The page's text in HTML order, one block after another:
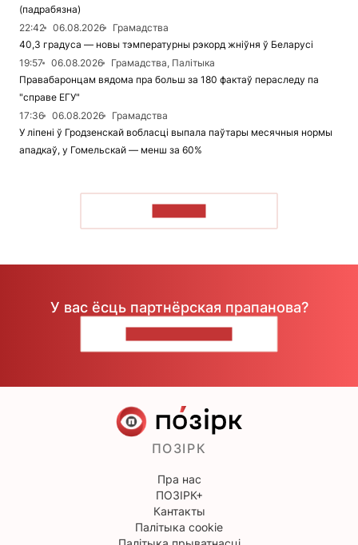
(падрабязна)
22:42
06.08.2026
Грамадства
40,3 градуса — новы тэмпературны рэкорд жніўня ў Беларусі
19:57
06.08.2026
Грамадства, Палітыка
Правабаронцам вядома пра больш за 180 фактаў пераследу па
"справе ЕГУ"
17:36
06.08.2026
Грамадства
У ліпені ў Гродзенскай вобласці выпала паўтары месячныя нормы
ападкаў, у Гомельскай — менш за 60%
У вас ёсць партнёрская прапанова?
ПОЗІРК
Пра нас
ПОЗІРК+
Кантакты
Палітыка cookie